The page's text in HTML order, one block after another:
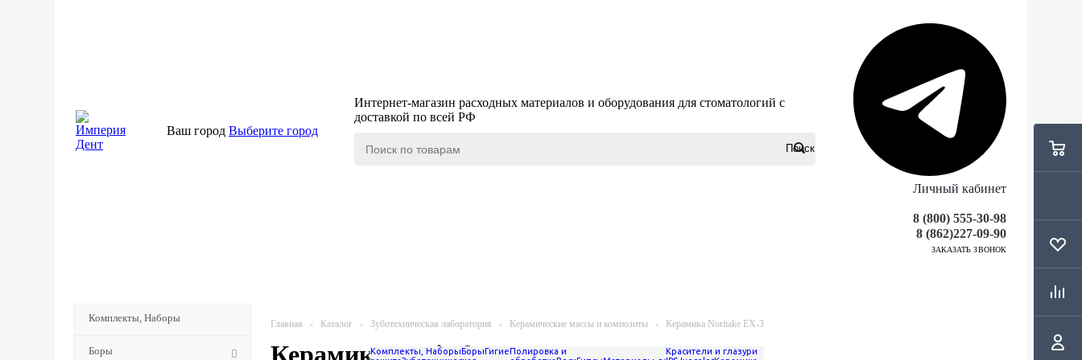
Ваш город Выберите город
Интернет-магазин расходных материалов и оборудования для стоматологий с
доставкой по всей РФ
Личный кабинет
8 (800) 555-30-98
8 (862)227-09-90
ЗАКАЗАТЬ ЗВОНОК
Комплекты, Наборы
Боры
Главная - Каталог - Зуботехническая лаборатория
Комплекты, НаборыБорыГигиена,
- Керамические массы и композиты
Полировка и
- Керамика Noritake EX-3
Красители и глазури